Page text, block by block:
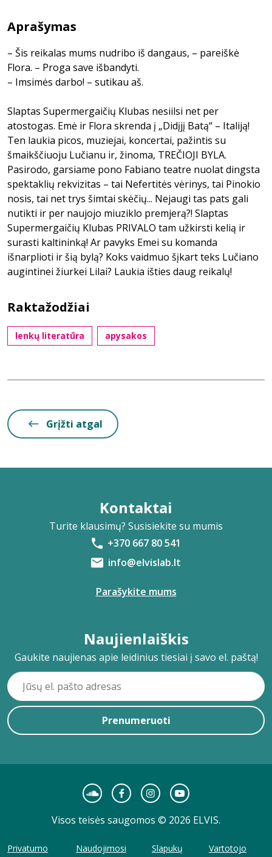
Aprašymas
– Šis reikalas mums nudribo iš dangaus, – pareiškė
Flora. – Proga save išbandyti.
– Imsimės darbo! – sutikau aš.
Slaptas Supermergaičių Klubas nesiilsi net per
atostogas. Emė ir Flora skrenda į „Didįjį Batą“ – Italiją!
Ten laukia picos, muziejai, koncertai, pažintis su
šmaikščiuoju Lučianu ir, žinoma, TREČIOJI BYLA.
Pasirodo, garsiame pono Fabiano teatre nuolat dingsta
spektaklių rekvizitas – tai Nefertitės vėrinys, tai Pinokio
nosis, tai net trys šimtai skėčių... Nejaugi tas pats gali
nutikti ir per naujojo miuziklo premjerą?! Slaptas
Supermergaičių Klubas PRIVALO tam užkirsti kelią ir
surasti kaltininką! Ar pavyks Emei su komanda
išnarplioti ir šią bylą? Koks vaidmuo šįkart teks Lučiano
augintinei žiurkei Lilai? Laukia išties daug reikalų!
Raktažodžiai
lenkų literatūra apysakos
Grįžti atgal
Kontaktai
Turite klausimų? Susisiekite su mumis
+370 667 80 541
info@elvislab.lt
Parašykite mums
Naujienlaiškis
Gaukite naujienas apie leidinius tiesiai į savo el. paštą!
Prenumeruoti
Visos teisės saugomos © 2026 ELVIS.
Privatumo
Naudojimosi
Slapukų
Vartotojo